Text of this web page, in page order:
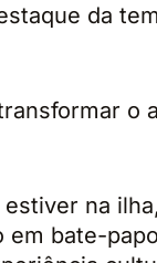
da
o
na
bate-